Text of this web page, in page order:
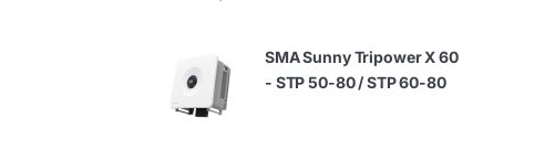
SMA Sunny Tripower X 60
- STP 50-80 / STP 60-80